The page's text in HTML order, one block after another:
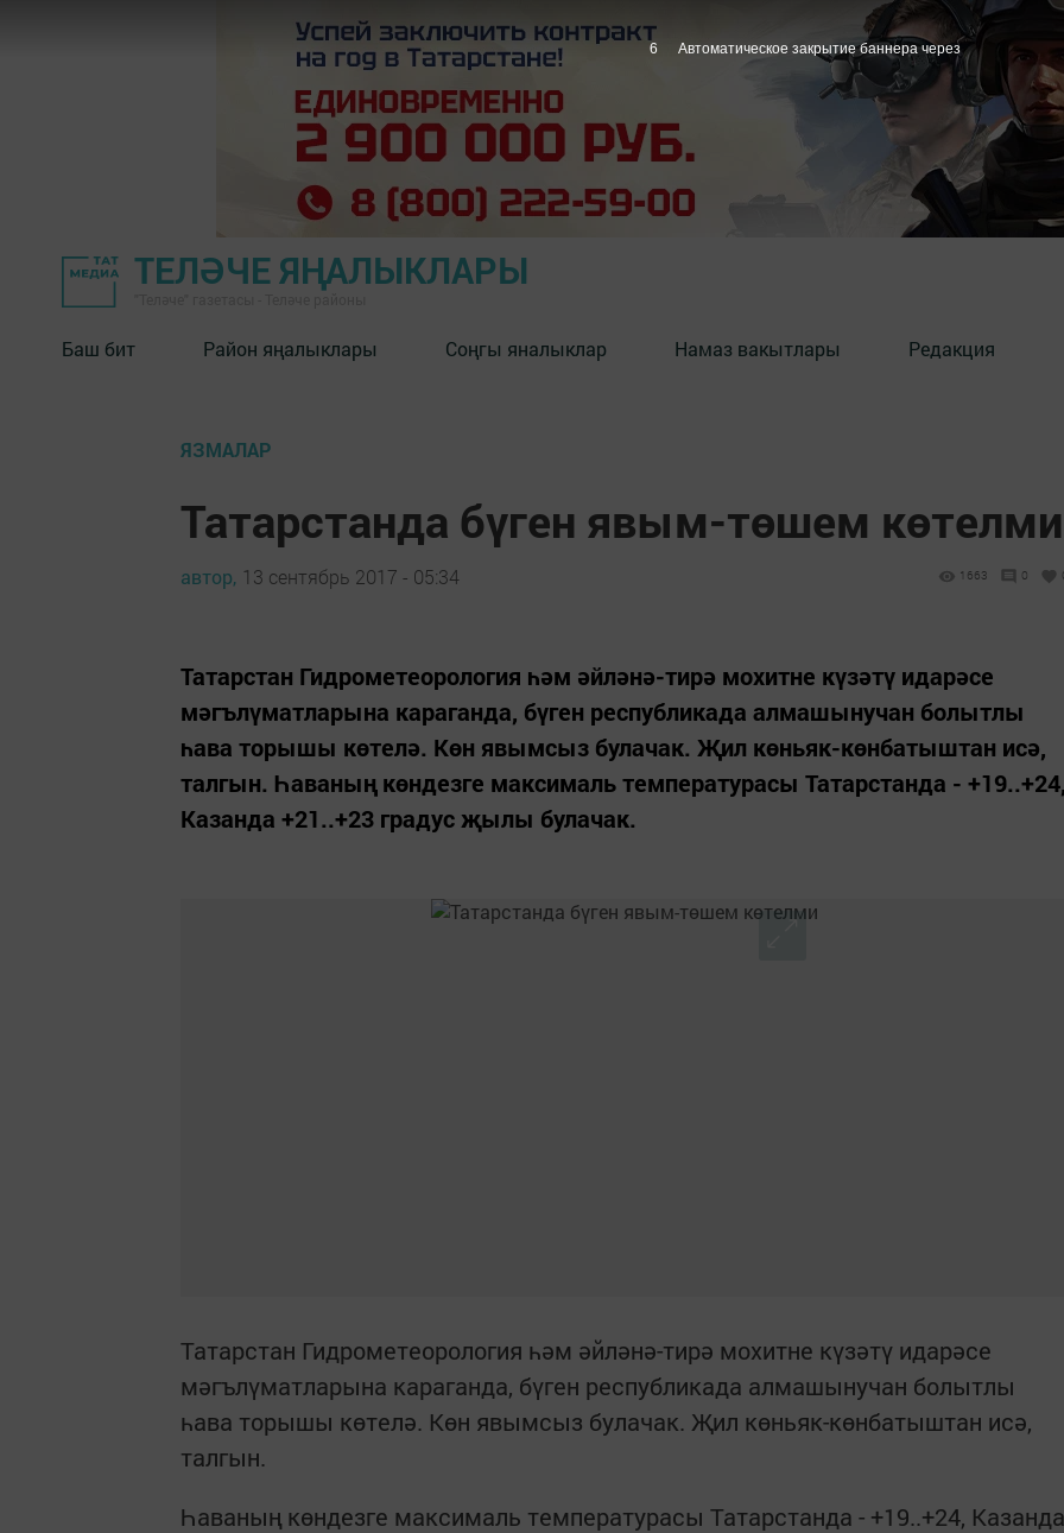
ТЕЛӘЧЕ ЯҢАЛЫКЛАРЫ
Баш бит Район яңалыклары Соңгы яналыклар Намаз вакытлары Редакция
ЯЗМАЛАР
Татарстанда бүген явым-төшем көтелми
автор, 13 сентябрь 2017 - 05:34 1663 0
Татарстан Гидрометеорология һәм әйләнә-тирә мохитне күзәтү идарәсе
мәгълүматларына караганда, бүген республикада алмашынучан болытлы
һава торышы көтелә. Көн явымсыз булачак. Җил көньяк-көнбатыштан исә,
талгын. Һаваның көндезге максималь температурасы Татарстанда -
Казанда +21..+23 градус җылы булачак.
Татарстан Гидрометеорология һәм әйләнә-тирә мохитне күзәтү идарәсе
мәгълүматларына караганда, бүген республикада алмашынучан болытлы
һава торышы көтелә. Көн явымсыз булачак. Җил көньяк-көнбатыштан исә,
талгын.
Һаваның көндезге максималь температурасы Татарстанда - +19..+24, Казанда
5 Автоматическое закрытие баннера через